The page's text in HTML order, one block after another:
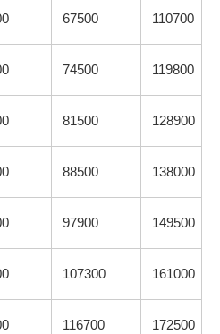
67500 110700
74500 119800
81500 128900
88500 138000
97900 149500
107300 161000
116700 172500